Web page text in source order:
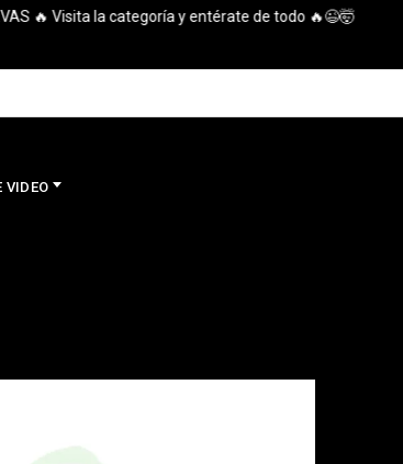
🔥 Visita la categoría y entérate de todo 🔥😉🤯
VIDEO